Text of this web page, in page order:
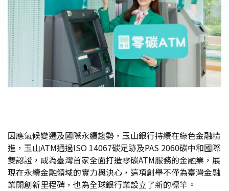
因應氣候變遷及國際永續趨勢，玉山銀行持續在綠色金融精
進，玉山ATM通過ISO 14067碳足跡及PAS 2060碳中和國際
雙認證，成為臺灣首家全面打造零碳ATM服務的金融業，展
現在永續金融領域的實力與決心，這項創舉不僅為臺灣金融
業開創新里程碑，也為全球銀行業設立了新的標竿。